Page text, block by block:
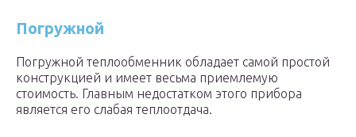
Погружной
Погружной теплообменник обладает самой простой
конструкцией и имеет весьма приемлемую
стоимость. Главным недостатком этого прибора
является его слабая теплоотдача.